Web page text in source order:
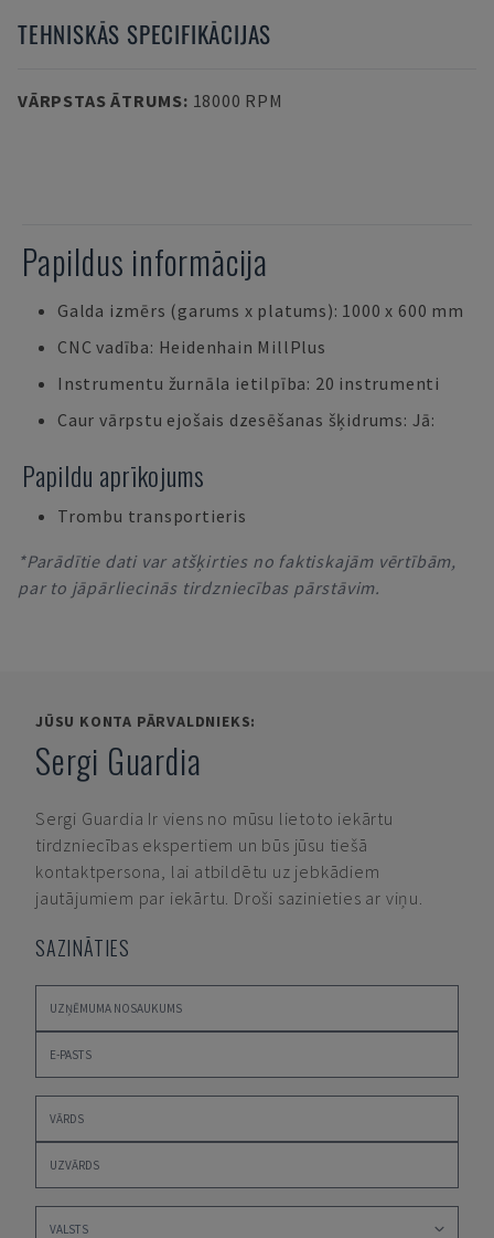
TEHNISKĀS SPECIFIKĀCIJAS
VĀRPSTAS ĀTRUMS: 18000 RPM
Papildus informācija
Galda izmērs (garums x platums): 1000 x 600 mm
CNC vadība: Heidenhain MillPlus
Instrumentu žurnāla ietilpība: 20 instrumenti
Caur vārpstu ejošais dzesēšanas šķidrums: Jā:
Papildu aprīkojums
Trombu transportieris
*Parādītie dati var atšķirties no faktiskajām vērtībām,
par to jāpārliecinās tirdzniecības pārstāvim.
JŪSU KONTA PĀRVALDNIEKS:
Sergi Guardia
Sergi Guardia Ir viens no mūsu lietoto iekārtu
tirdzniecības ekspertiem un būs jūsu tiešā
kontaktpersona, lai atbildētu uz jebkādiem
jautājumiem par iekārtu. Droši sazinieties ar viņu.
SAZINĀTIES